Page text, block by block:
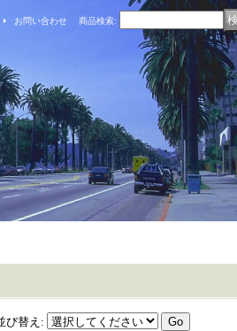
お問い合わせ 商品検索:
び替え :